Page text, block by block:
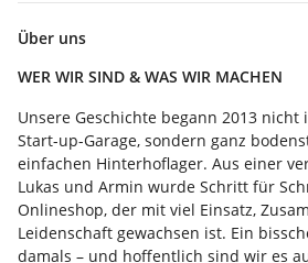
Über uns
WER WIR SIND & WAS WIR MACHEN
Unsere Geschichte begann 2013
Start-up-Garage, sondern ganz
einfachen Hinterhoflager. Aus einer
Lukas und Armin wurde Schritt für
Onlineshop, der mit viel Einsatz,
Leidenschaft gewachsen ist. Ein
damals – und hoffentlich sind wir es